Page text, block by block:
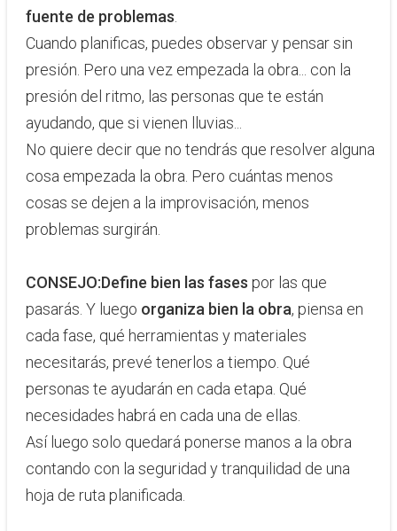
fuente de problemas
Cuando planificas, puedes observar y pensar sin
presión. Pero una vez empezada la obra... con la
presión del ritmo, las personas que te están
ayudando, que si vienen lluvias...
No quiere decir que no tendrás que resolver alguna
cosa empezada la obra. Pero cuántas menos
cosas se dejen a la improvisación, menos
problemas surgirán.
CONSEJO:​Define bien las fases por las que
pasarás. Y luego organiza bien la obra, piensa en
cada fase, qué herramientas y materiales
necesitarás, prevé tenerlos a tiempo. Qué
personas te ayudarán en cada etapa. Qué
necesidades habrá en cada una de ellas.
Así luego solo quedará ponerse manos a la obra
contando con la seguridad y tranquilidad de una
hoja de ruta planificada.